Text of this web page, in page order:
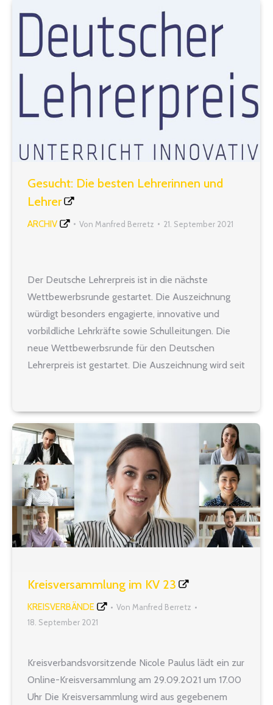
Gesucht: Die besten Lehrerinnen und
Lehrer
ARCHIV Von Manfred Berretz 21. September 2021
Der Deutsche Lehrerpreis ist in die nächste
Wettbewerbsrunde gestartet. Die Auszeichnung
würdigt besonders engagierte, innovative und
vorbildliche Lehrkräfte sowie Schulleitungen. Die
neue Wettbewerbsrunde für den Deutschen
Lehrerpreis ist gestartet. Die Auszeichnung wird seit
vergeben. Anmeldeschluss ist der 15. November
2021. Der…
Kreisversammlung im KV 23
KREISVERBÄNDE Von Manfred Berretz
18. September 2021
Kreisverbandsvorsitzende Nicole Paulus lädt ein zur
Online-Kreisversammlung am 29.09.2021 um 17.00
Uhr Die Kreisversammlung wird aus gegebenem